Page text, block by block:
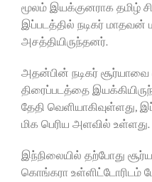
மூலம் இயக்குனராக தமிழ்
இப்படத்தில் நடிகர் மாதவன்
அசத்தியிருந்தனர்.
அதன்பின் நடிகர்
திரைப்படத்தை
தேதி வெளியாகிவுள்ளது,
மிக பெரிய அளவில் உள்ளது.
இந்நிலையில் தற்போது
கொங்கரா உள்ளிட்டோரிடம்